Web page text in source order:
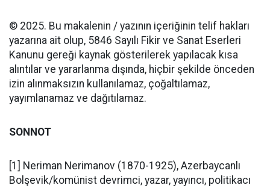
© 2025. Bu makalenin / yazının içeriğinin telif hakları
yazarına ait olup, 5846 Sayılı Fikir ve Sanat Eserleri
Kanunu gereği kaynak gösterilerek yapılacak kısa
alıntılar ve yararlanma dışında, hiçbir şekilde önceden
izin alınmaksızın kullanılamaz, çoğaltılamaz,
yayımlanamaz ve dağıtılamaz.
SONNOT
[1] Neriman Nerimanov (1870-1925), Azerbaycanlı
Bolşevik/komünist devrimci, yazar, yayıncı, politikacı